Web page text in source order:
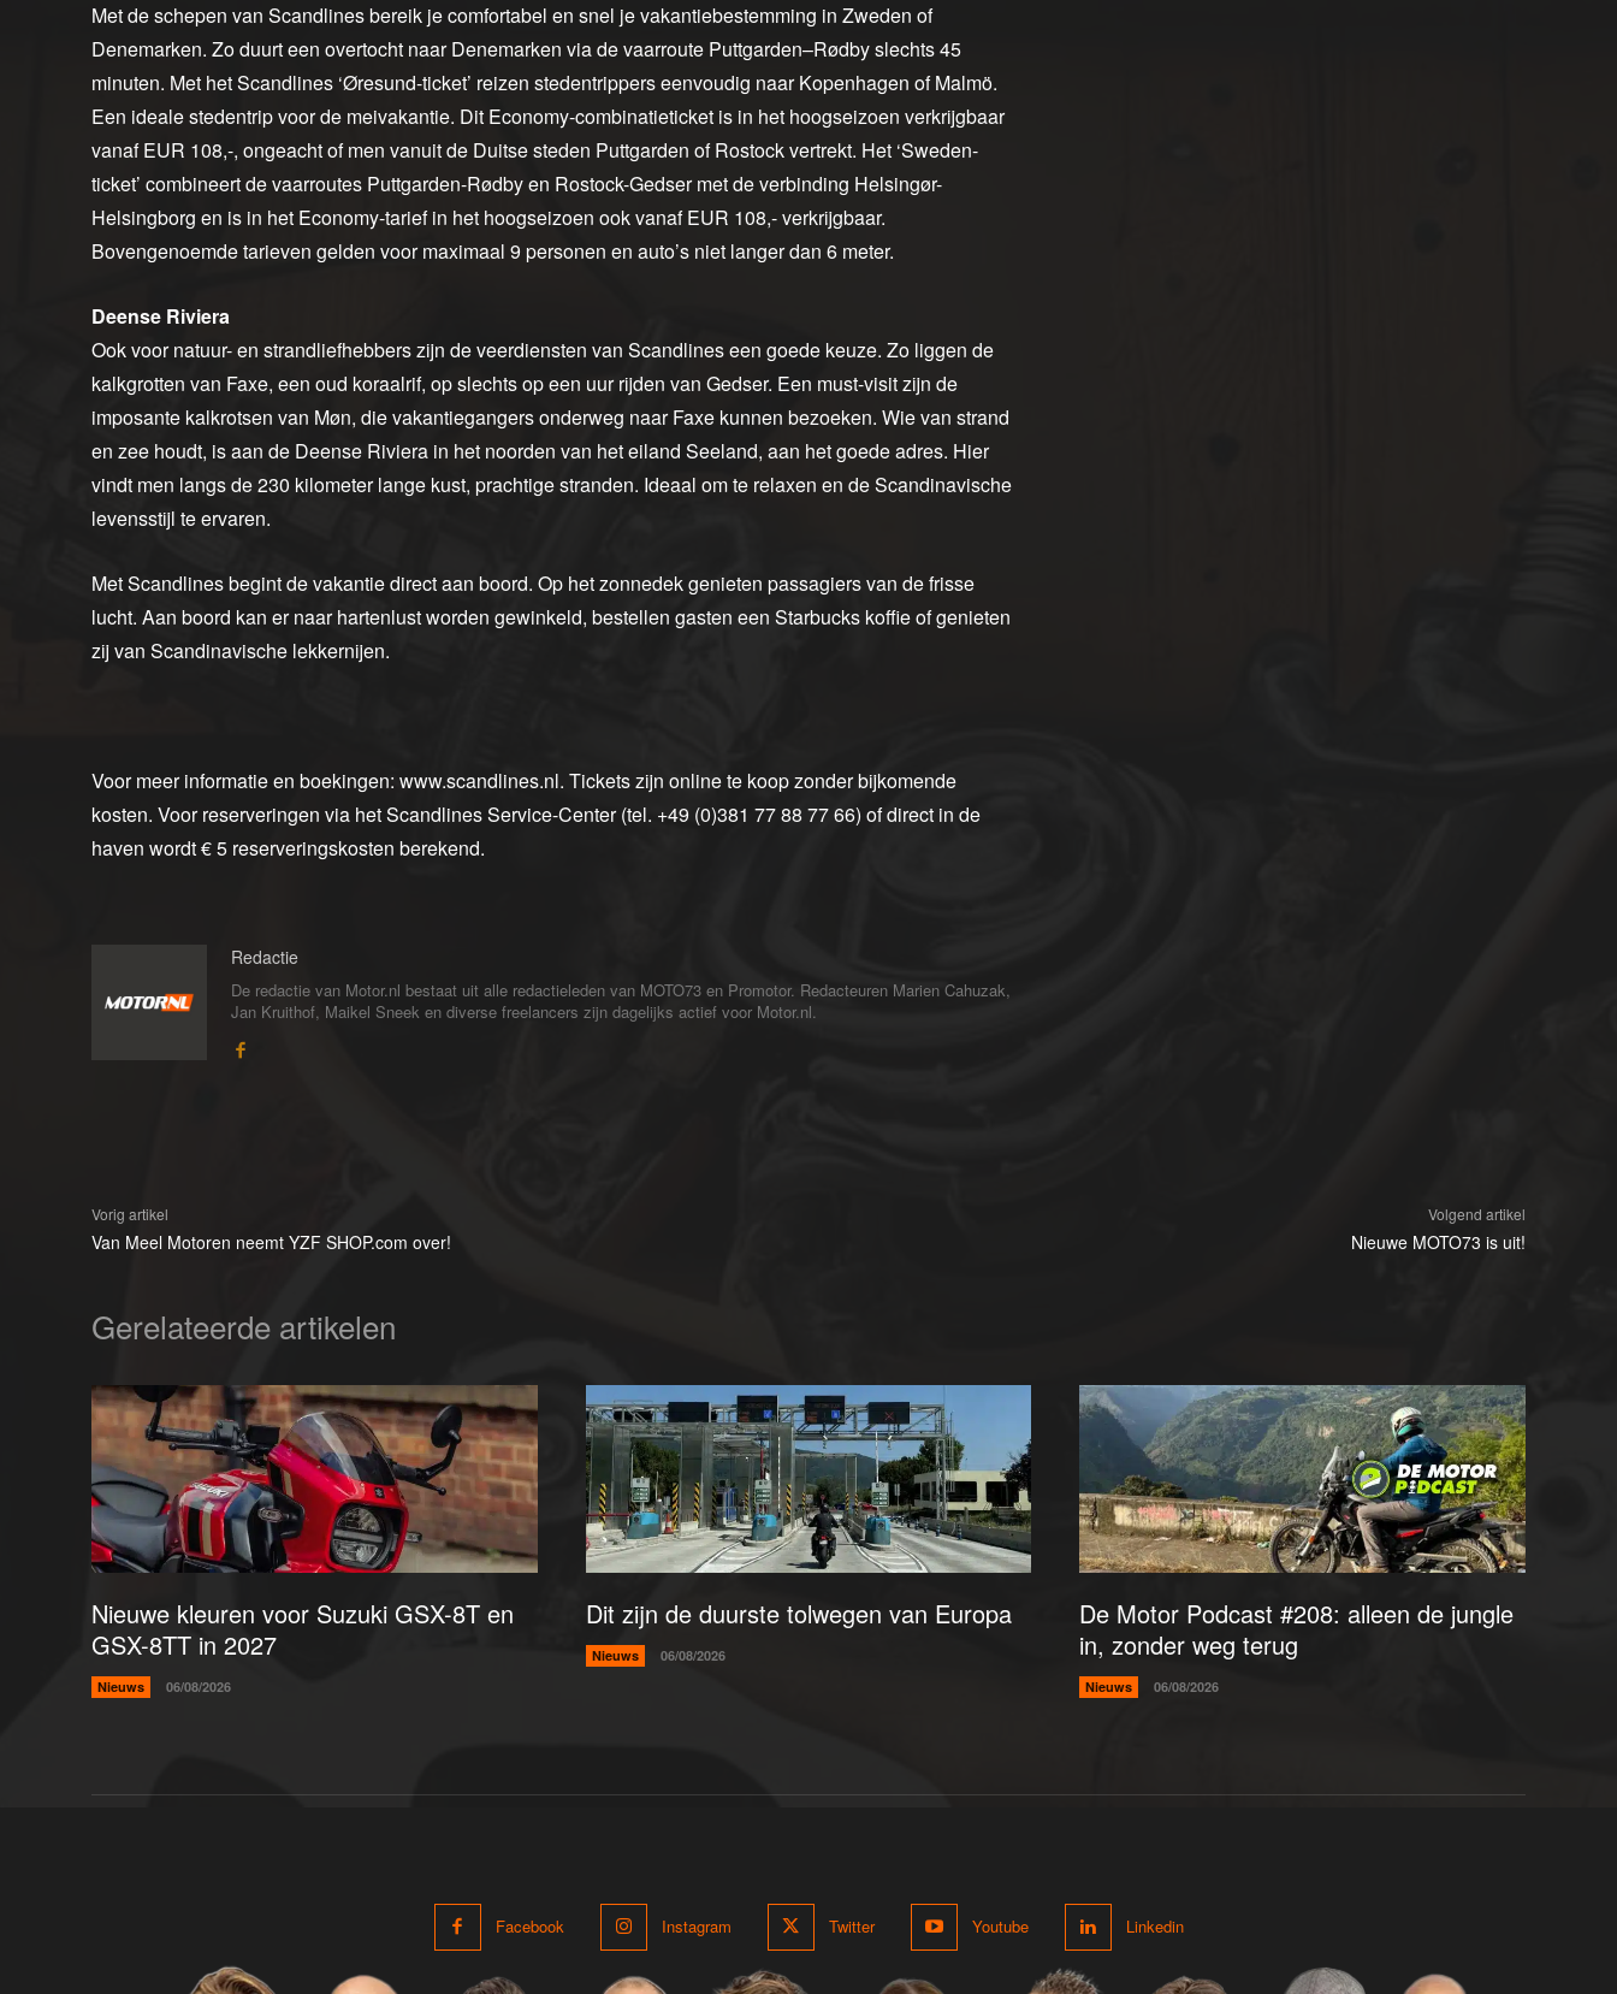
Met de schepen van Scandlines bereik je comfortabel en snel je vakantiebestemming in Zweden of
Denemarken. Zo duurt een overtocht naar Denemarken via de vaarroute Puttgarden–Rødby slechts 45
minuten. Met het Scandlines ‘Øresund-ticket’ reizen stedentrippers eenvoudig naar Kopenhagen of Malmö.
Een ideale stedentrip voor de meivakantie. Dit Economy-combinatieticket is in het hoogseizoen verkrijgbaar
vanaf EUR 108,-, ongeacht of men vanuit de Duitse steden Puttgarden of Rostock vertrekt. Het ‘Sweden-
ticket’ combineert de vaarroutes Puttgarden-Rødby en Rostock-Gedser met de verbinding Helsingør-
Helsingborg en is in het Economy-tarief in het hoogseizoen ook vanaf EUR 108,- verkrijgbaar.
Bovengenoemde tarieven gelden voor maximaal 9 personen en auto’s niet langer dan 6 meter.
Deense Riviera
Ook voor natuur- en strandliefhebbers zijn de veerdiensten van Scandlines een goede keuze. Zo liggen de
kalkgrotten van Faxe, een oud koraalrif, op slechts op een uur rijden van Gedser. Een must-visit zijn de
imposante kalkrotsen van Møn, die vakantiegangers onderweg naar Faxe kunnen bezoeken. Wie van strand
en zee houdt, is aan de Deense Riviera in het noorden van het eiland Seeland, aan het goede adres. Hier
vindt men langs de 230 kilometer lange kust, prachtige stranden. Ideaal om te relaxen en de Scandinavische
levensstijl te ervaren.
Met Scandlines begint de vakantie direct aan boord. Op het zonnedek genieten passagiers van de frisse
lucht. Aan boord kan er naar hartenlust worden gewinkeld, bestellen gasten een Starbucks koffie of genieten
zij van Scandinavische lekkernijen.
Voor meer informatie en boekingen: www.scandlines.nl. Tickets zijn online te koop zonder bijkomende
kosten. Voor reserveringen via het Scandlines Service-Center (tel. +49 (0)381 77 88 77 66) of direct in de
haven wordt € 5 reserveringskosten berekend.
Redactie
De redactie van Motor.nl bestaat uit alle redactieleden van MOTO73 en Promotor. Redacteuren Marien Cahuzak,
Jan Kruithof, Maikel Sneek en diverse freelancers zijn dagelijks actief voor Motor.nl.
Vorig artikel
Van Meel Motoren neemt YZF SHOP.com over!
Volgend artikel
Nieuwe MOTO73 is uit!
Gerelateerde artikelen
Nieuwe kleuren voor Suzuki GSX-8T en
GSX-8TT in 2027
Nieuws 06/08/2026
Dit zijn de duurste tolwegen van Europa
Nieuws 06/08/2026
De Motor Podcast #208: alleen de jungle
in, zonder weg terug
Nieuws 06/08/2026
Facebook Instagram Twitter Youtube Linkedin